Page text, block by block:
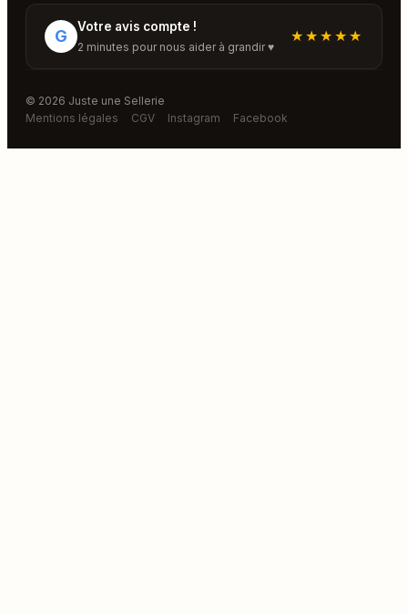
G Votre avis compte !
2 minutes pour nous aider à grandir ♥
★★★★★
© 2026 Juste une Sellerie
Mentions légales
CGV Instagram Facebook